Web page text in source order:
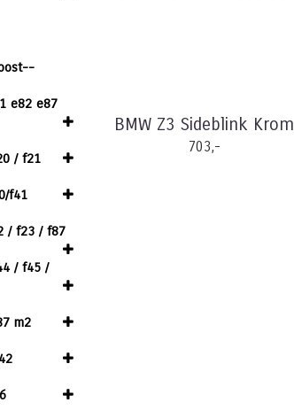
e82 e87
/ f21
f41
/ f23 / f87
/ f45 /
m2
BMW Z3 Sideblink Krom
703,-